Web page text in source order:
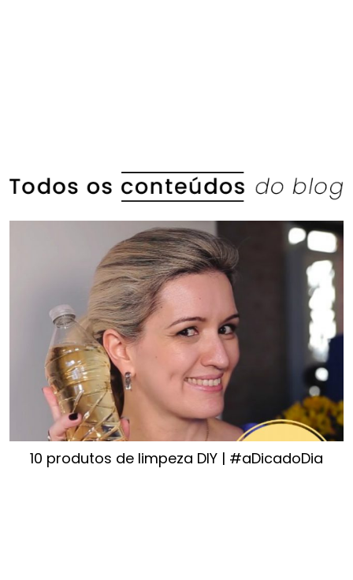
10 produtos de limpeza DIY | #aDicadoDia